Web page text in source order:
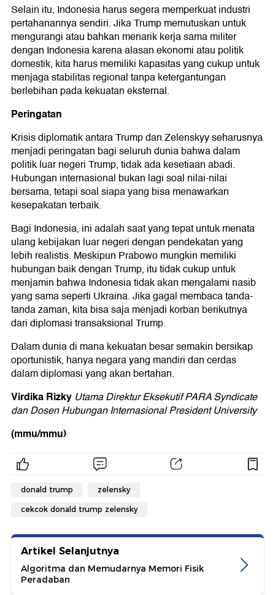
Selain itu, Indonesia harus segera memperkuat industri
pertahanannya sendiri. Jika Trump memutuskan untuk
mengurangi atau bahkan menarik kerja sama militer
dengan Indonesia karena alasan ekonomi atau politik
domestik, kita harus memiliki kapasitas yang cukup untuk
menjaga stabilitas regional tanpa ketergantungan
berlebihan pada kekuatan eksternal.
Peringatan
Krisis diplomatik antara Trump dan Zelenskyy seharusnya
menjadi peringatan bagi seluruh dunia bahwa dalam
politik luar negeri Trump, tidak ada kesetiaan abadi.
Hubungan internasional bukan lagi soal nilai-nilai
bersama, tetapi soal siapa yang bisa menawarkan
kesepakatan terbaik.
Bagi Indonesia, ini adalah saat yang tepat untuk menata
ulang kebijakan luar negeri dengan pendekatan yang
lebih realistis. Meskipun Prabowo mungkin memiliki
hubungan baik dengan Trump, itu tidak cukup untuk
menjamin bahwa Indonesia tidak akan mengalami nasib
yang sama seperti Ukraina. Jika gagal membaca tanda-
tanda zaman, kita bisa saja menjadi korban berikutnya
dari diplomasi transaksional Trump.
Dalam dunia di mana kekuatan besar semakin bersikap
oportunistik, hanya negara yang mandiri dan cerdas
dalam diplomasi yang akan bertahan.
Virdika Rizky Utama Direktur Eksekutif PARA Syndicate
dan Dosen Hubungan Internasional President University
(mmu/mmu)
donald trump zelensky
cekcok donald trump zelensky
Artikel Selanjutnya
Algoritma dan Memudarnya Memori Fisik
Peradaban